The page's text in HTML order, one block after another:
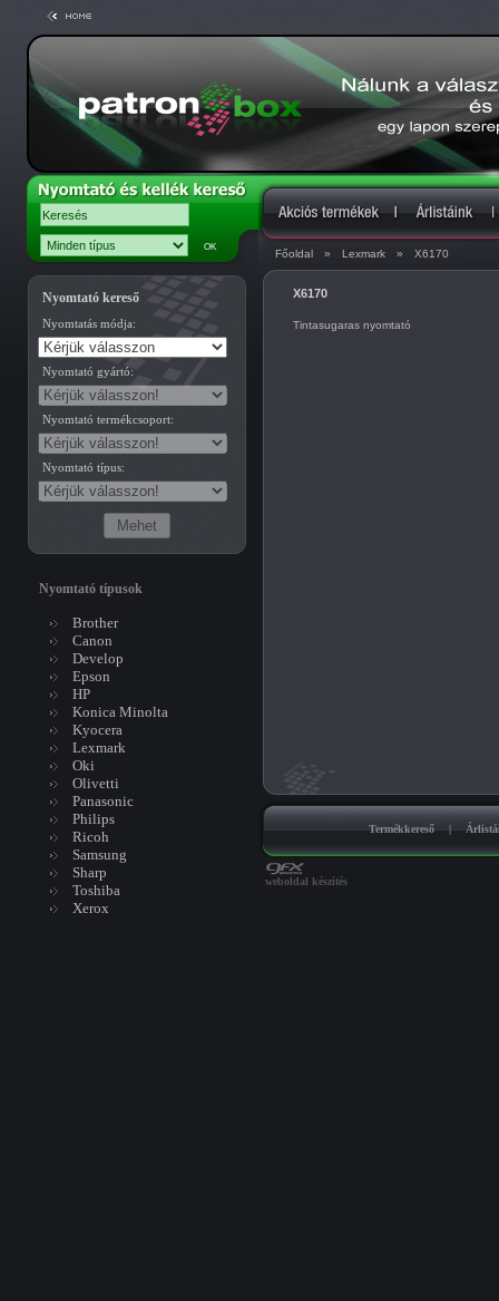
Főoldal » Lexmark » X6170
Nyomtató kereső
Nyomtatás módja:
Nyomtató gyártó:
Nyomtató termékcsoport:
Nyomtató típus:
Nyomtató típusok
Brother
Canon
Develop
Epson
HP
Konica Minolta
Kyocera
Lexmark
Oki
Olivetti
Panasonic
Philips
Ricoh
Samsung
Sharp
Toshiba
Xerox
X6170
Tintasugaras nyomtató
Termékkereső |
weboldal készítés